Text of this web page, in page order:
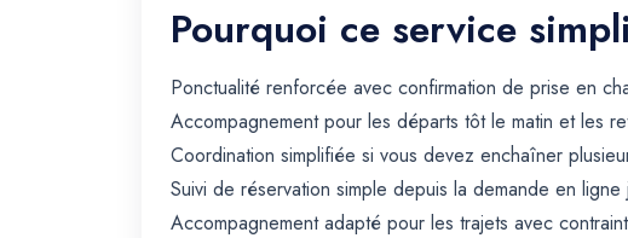
Pourquoi ce service
Ponctualité renforcée avec confirmation de prise en
Accompagnement pour les départs tôt le matin et les
Coordination simplifiée si vous devez enchaîner
Suivi de réservation simple depuis la demande en
Accompagnement adapté pour les trajets avec